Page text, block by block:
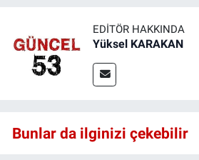
EDITÖR HAKKINDA
Yüksel KARAKAN
Bunlar da ilginizi çekebilir